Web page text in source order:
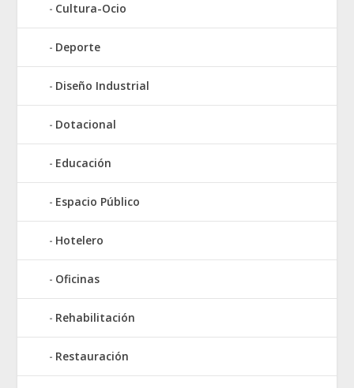
Cultura-Ocio
Deporte
Diseño Industrial
Dotacional
Educación
Espacio Público
Hotelero
Oficinas
Rehabilitación
Restauración